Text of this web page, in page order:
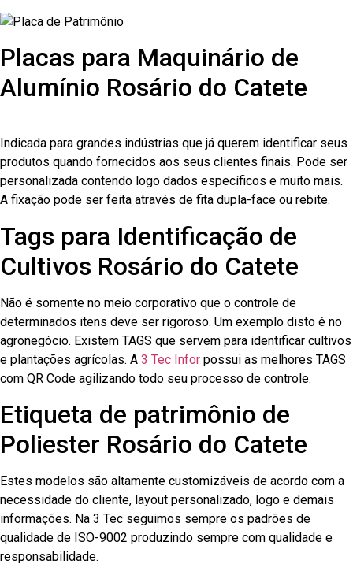
Placas para Maquinário de
Alumínio Rosário do Catete
Indicada para grandes indústrias que já querem identificar seus
produtos quando fornecidos aos seus clientes finais. Pode ser
personalizada contendo logo dados específicos e muito mais.
A fixação pode ser feita através de fita dupla-face ou rebite.
Tags para Identificação de
Cultivos Rosário do Catete
Não é somente no meio corporativo que o controle de
determinados itens deve ser rigoroso. Um exemplo disto é no
agronegócio. Existem TAGS que servem para identificar cultivos
e plantações agrícolas. A 3 Tec Infor possui as melhores TAGS
com QR Code agilizando todo seu processo de controle.
Etiqueta de patrimônio de
Poliester Rosário do Catete
Estes modelos são altamente customizáveis de acordo com a
necessidade do cliente, layout personalizado, logo e demais
informações. Na 3 Tec seguimos sempre os padrões de
qualidade de ISO-9002 produzindo sempre com qualidade e
responsabilidade.